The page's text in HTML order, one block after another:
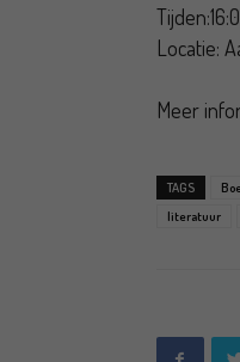
Locatie:
Meer
TAGS
literatuur